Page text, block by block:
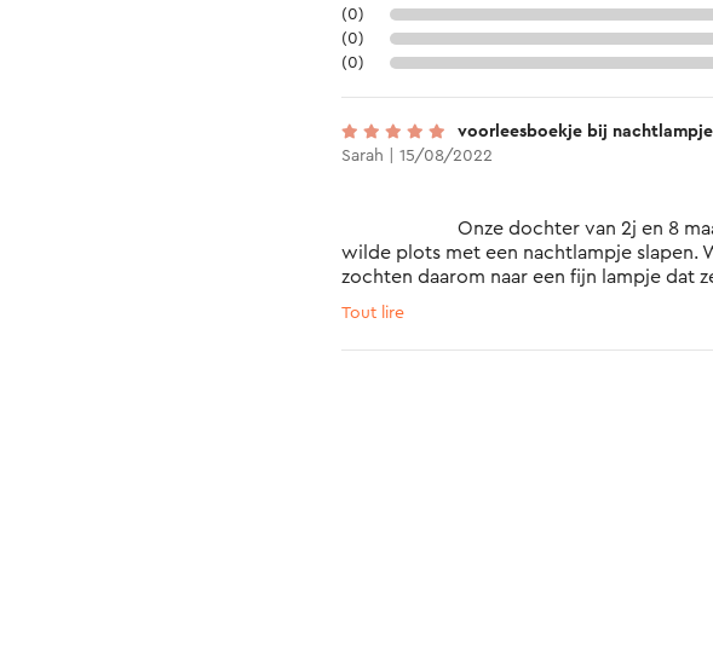
(0)
(0)
(0)
voorleesboekje bij nachtlampje
Sarah | 15/08/2022
wilde plots met een nachtlampje slapen.
zochten daarom naar een fijn lampje dat
iets of wat kon bedienen en zo kwamen
boekje lezen, paste dit perfect bij ons.
Tout lire